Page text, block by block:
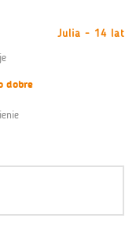
Julia - 14 lat
dobre